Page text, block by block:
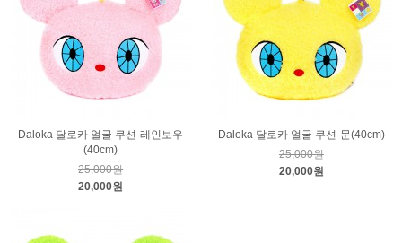
Daloka 달로카 얼굴 쿠션-레인보우
(40cm)
25,000원
20,000원
Daloka 달로카 얼굴 쿠션-문(40cm)
25,000원
20,000원